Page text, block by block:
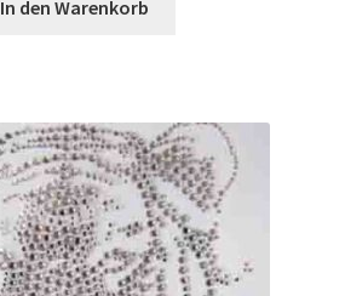
In den Warenkorb